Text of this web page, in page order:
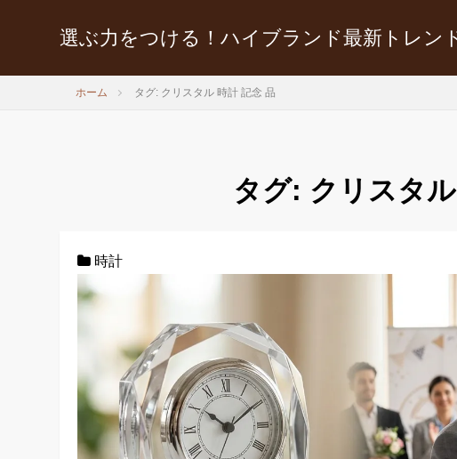
選ぶ力をつける！ハイブランド最新トレン
ホーム タグ: クリスタル 時計 記念 品
タグ: クリスタ
時計